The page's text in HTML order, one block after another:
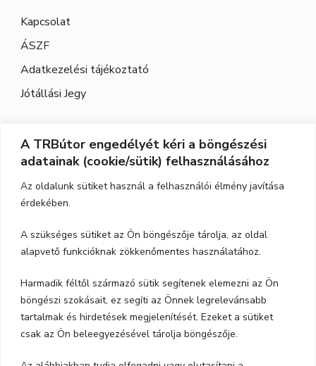
A TRBútor engedélyét kéri a böngészési
adatainak (cookie/sütik) felhasználásához
Az oldalunk sütiket használ a felhasználói élmény javítása
érdekében.
A szükséges sütiket az Ön böngészője tárolja, az oldal
alapvető funkcióknak zökkenőmentes használatához.
Harmadik féltől származó sütik segítenek elemezni az Ön
böngészi szokásait, ez segíti az Önnek legrelevánsabb
tartalmak és hirdetések megjelenítését. Ezeket a sütiket
csak az Ön beleegyezésével tárolja böngészője.
Kapcsolat
ÁSZF
Adatkezelési tájékoztató
Jótállási Jegy
Elérhetőség
Cím: 3526 Miskolc, Szeles utca 71.
Nyitvatartás:
Telefon:06-70-615-6771
email:trbutor1@gmail.com